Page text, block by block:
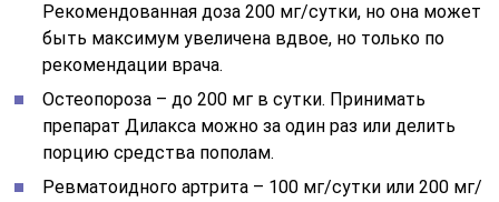
Рекомендованная доза 200 мг/сутки, но она может
быть максимум увеличена вдвое, но только по
рекомендации врача.
Остеопороза – до 200 мг в сутки. Принимать
препарат Дилакса можно за один раз или делить
порцию средства пополам.
Ревматоидного артрита – 100 мг/сутки или 200 мг/